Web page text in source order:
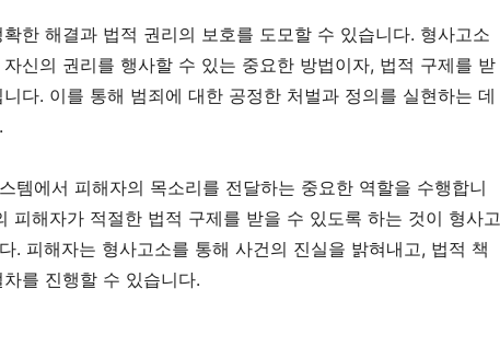
한 해결과 법적 권리의 보호를 도모할 수 있습니다. 형사고소
신의 권리를 행사할 수 있는 중요한 방법이자, 법적 구제를 받
다. 이를 통해 범죄에 대한 공정한 처벌과 정의를 실현하는 데
템에서 피해자의 목소리를 전달하는 중요한 역할을 수행합니
피해자가 적절한 법적 구제를 받을 수 있도록 하는 것이 형사고
. 피해자는 형사고소를 통해 사건의 진실을 밝혀내고, 법적 책
를 진행할 수 있습니다.